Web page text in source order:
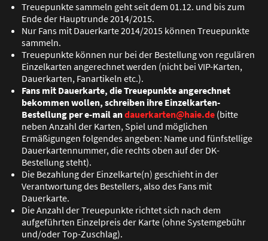
Treuepunkte sammeln geht seit dem 01.12. und bis zum
Ende der Hauptrunde 2014/2015.
Nur Fans mit Dauerkarte 2014/2015 können Treuepunkte
sammeln.
Treuepunkte können nur bei der Bestellung von regulären
Einzelkarten angerechnet werden (nicht bei VIP-Karten,
Dauerkarten, Fanartikeln etc.).
Fans mit Dauerkarte, die Treuepunkte angerechnet
bekommen wollen, schreiben ihre Einzelkarten-
Bestellung per e-mail andauerkarten@haie.de (bitte
neben Anzahl der Karten, Spiel und möglichen
Ermäßigungen folgendes angeben: Name und fünfstellige
Dauerkartennummer, die rechts oben auf der DK-
Bestellung steht).
Die Bezahlung der Einzelkarte(n) geschieht in der
Verantwortung des Bestellers, also des Fans mit
Dauerkarte.
Die Anzahl der Treuepunkte richtet sich nach dem
aufgeführten Einzelpreis der Karte (ohne Systemgebühr
und/oder Top-Zuschlag).